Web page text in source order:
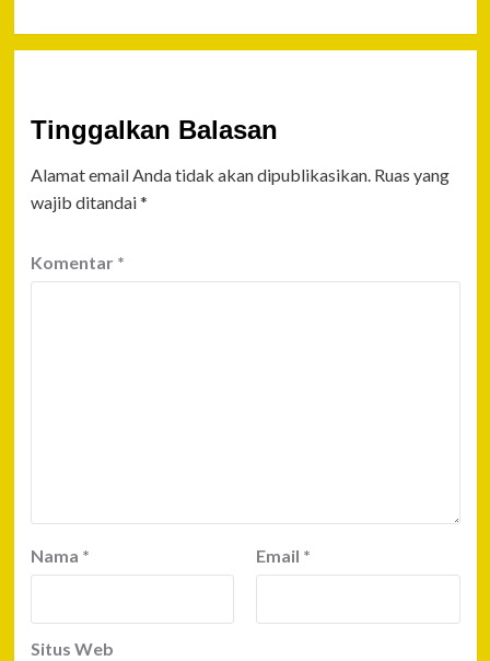
Tinggalkan Balasan
Alamat email Anda tidak akan dipublikasikan. Ruas yang
wajib ditandai*
Komentar *
Nama * Email *
Situs Web